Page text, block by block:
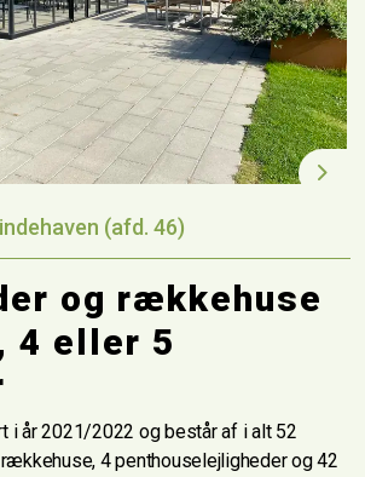
Next
(afd. 46)
og rækkehuse
4 eller 5
i år 2021/2022 og består af i alt 52
4 penthouselejligheder og 42